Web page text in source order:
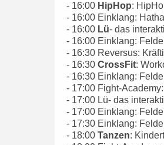
- 16:00 HipHop:
- 16:00 Einklang:
- 16:00 Lü- das
- 16:00 Einklang:
- 16:30 Reversus:
- 16:30 CrossFit:
- 16:30 Einklang:
- 17:00 Fight-
- 17:00 Lü- das
- 17:00 Einklang:
- 17:30 Einklang:
- 18:00 Tanzen: